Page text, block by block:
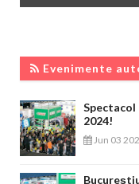
Evenimente
Spectacol
2024!
Jun 03